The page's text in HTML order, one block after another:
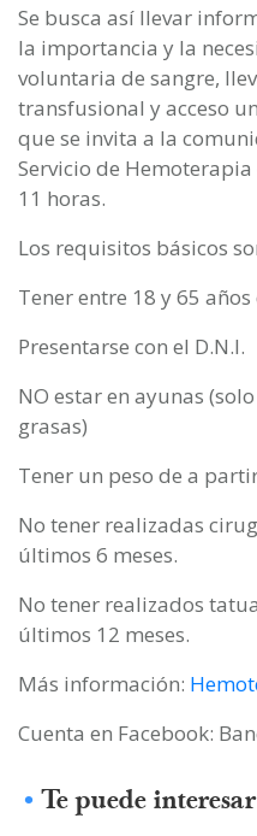
Se busca así llevar
la importancia y la
voluntaria de sangre,
transfusional y acceso
que se invita a la
Servicio de Hemoterapia
11 horas.
Los requisitos básicos
Tener entre 18 y 65
Presentarse con el D.N.I.
NO estar en ayunas
grasas)
Tener un peso de a
No tener realizadas
últimos 6 meses.
No tener realizados
últimos 12 meses.
Más información:
Cuenta en Facebook:
Te puede interesar